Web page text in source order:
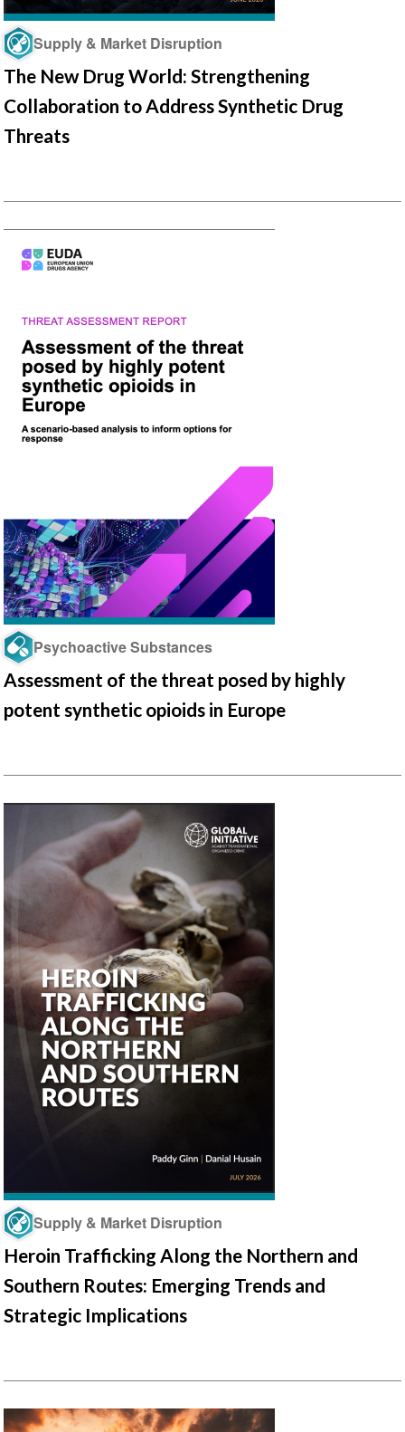
Supply & Market Disruption
The New Drug World: Strengthening
Collaboration to Address Synthetic Drug
Threats
Psychoactive Substances
Assessment of the threat posed by highly
potent synthetic opioids in Europe
Supply & Market Disruption
Heroin Trafficking Along the Northern and
Southern Routes: Emerging Trends and
Strategic Implications